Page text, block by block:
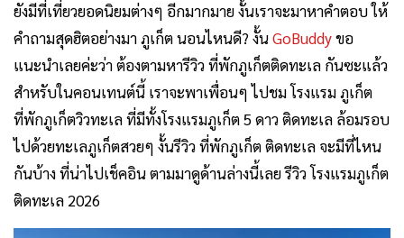
ยังมีที่เที่ยวยอดนิยมต่างๆ อีกมากมาย งั้นเราจะมาหาคำตอบ ให้
คำถามสุดฮิตอย่างมา ภูเก็ต นอนไหนดี? งั้นGoBuddyขอ
แนะนำเลยค่ะว่า ต้องตามหารีวิว ที่พักภูเก็ตติดทะเล กันซะแล้ว
สำหรับในคอนเทนต์นี้ เราจะพาเพื่อนๆ ไปชม โรงแรม ภูเก็ต
ที่พักภูเก็ตวิวทะเล ที่มีทั้งโรงแรมภูเก็ต 5 ดาว ติดทะเล ล้อมรอบ
ไปด้วยทะเลภูเก็ตสวยๆ งั้นรีวิว ที่พักภูเก็ต ติดทะเล จะมีที่ไหน
กันบ้าง ที่น่าไปเช็คอิน ตามมาดูด้านล่างนี้เลย รีวิว โรงแรมภูเก็ต
ติดทะเล 2026